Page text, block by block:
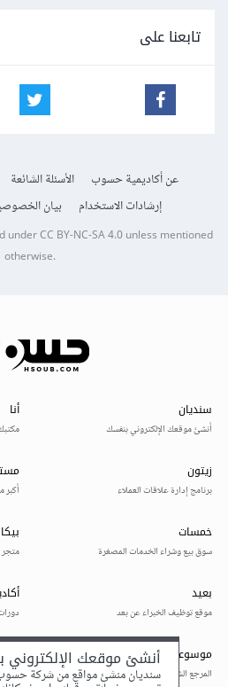
تابعنا على
عن أكاديمية حسوب الأسئلة الشائعة
إرشادات الاستخدام
بيان
underCC BY-NC-SA 4.0unless mentioned
otherwise.